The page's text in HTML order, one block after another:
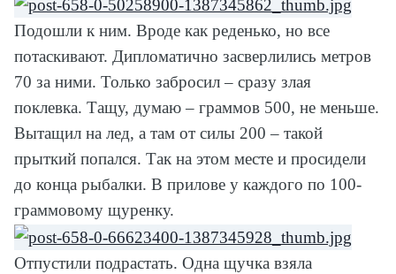
Подошли к ним. Вроде как реденько, но все
потаскивают. Дипломатично засверлились метров
70 за ними. Только забросил – сразу злая
поклевка. Тащу, думаю – граммов 500, не меньше.
Вытащил на лед, а там от силы 200 – такой
прыткий попался. Так на этом месте и просидели
до конца рыбалки. В прилове у каждого по 100-
граммовому щуренку.
Отпустили подрастать. Одна щучка взяла